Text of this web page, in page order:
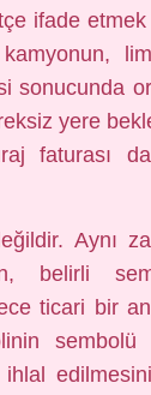
ifade
sonucunda
yere
faturası
Aynı
belirli
ticari bir
sembolü
ihlal